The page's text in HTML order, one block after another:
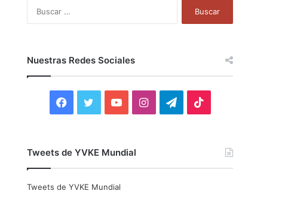
Nuestras Redes Sociales
F
c
i
Y
u
I
T
Tweets de YVKE Mundial
Tweets de YVKE Mundial